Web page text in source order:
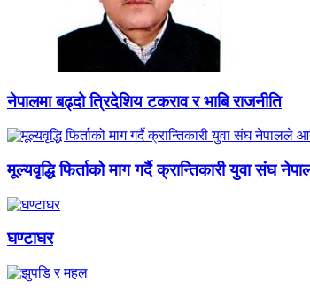
नेपालमा बढ्दो त्रिदेशिय टकराव र भाबि राजनीति
मूल्यवृद्धि फिर्ताको माग गर्दै क्रान्तिकारी युवा संघ
घण्टाघर